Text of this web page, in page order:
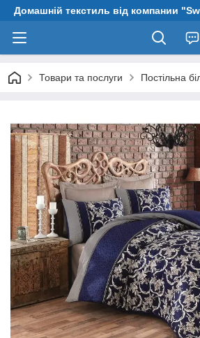
Домашній текстиль від компании
Товари та послуги Постільна